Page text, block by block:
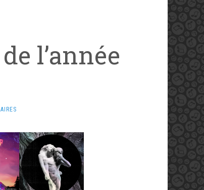
l’année